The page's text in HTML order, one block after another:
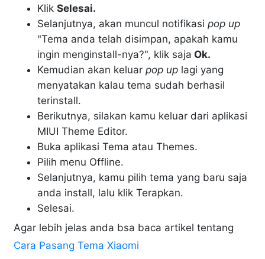
KlikSelesai.
Selanjutnya, akan muncul notifikasipop up
"Tema anda telah disimpan, apakah kamu
ingin menginstall-nya?", klik saja Ok.
Kemudian akan keluarpop up lagi yang
menyatakan kalau tema sudah berhasil
terinstall.
Berikutnya, silakan kamu keluar dari aplikasi
MIUI Theme Editor.
Buka aplikasi Tema atau Themes.
Pilih menu Offline.
Selanjutnya, kamu pilih tema yang baru saja
anda install, lalu klik Terapkan.
Selesai.
Agar lebih jelas anda bsa baca artikel tentang
Cara Pasang Tema Xiaomi